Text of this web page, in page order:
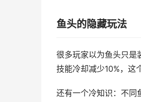
鱼头的隐藏玩法
很多玩家以为鱼头只是
技能冷却减少10%，这
还有一个冷知识：不同